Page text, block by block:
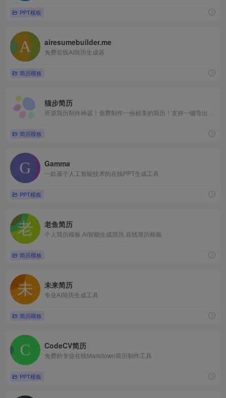
PPT模板
airesumebuilder.me
免费在线AI简历生成器
简历模板
猫步简历
简历模板
Gamma
一款基于人工智能技术的在线PPT生成工具
PPT模板
老鱼简历
个人简历模板,AI智能生成简历,在线简历模板
简历模板
未来简历
专业AI简历生成工具
简历模板
CodeCV简历
免费的专业在线Markdown简历制作工具
PPT模板